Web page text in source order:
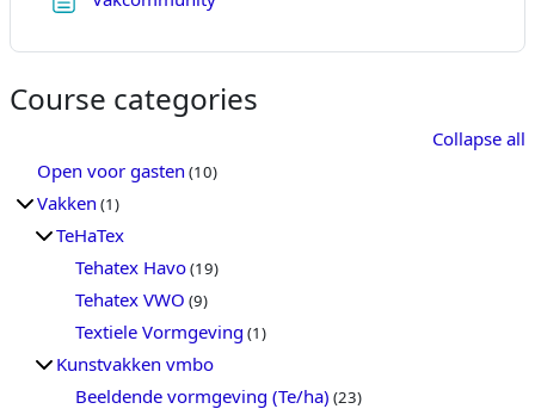
Course categories
Collapse all
Open voor gasten (10)
Vakken (1)
TeHaTex
Tehatex Havo(19)
Tehatex VWO (9)
Textiele Vormgeving (1)
Kunstvakken vmbo
Beeldende vormgeving (Te/ha) (23)